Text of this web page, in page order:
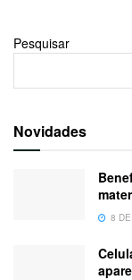
Pesquisar
Novidades
8